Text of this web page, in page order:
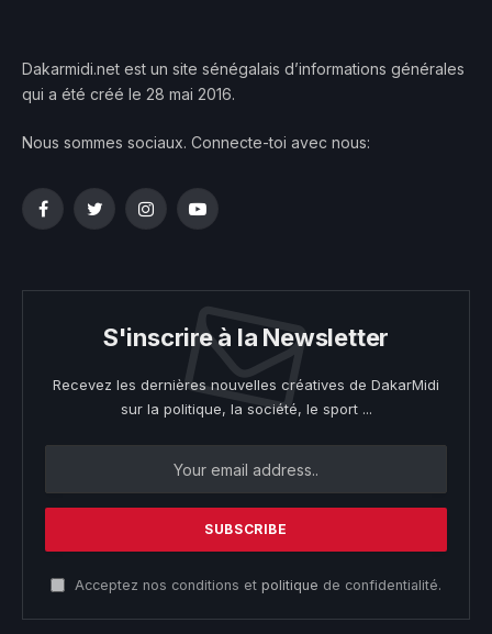
Dakarmidi.net est un site sénégalais d’informations générales
qui a été créé le 28 mai 2016.
Nous sommes sociaux. Connecte-toi avec nous:
FacebookTwitterInstagramYouTube
S'inscrire à la Newsletter
Recevez les dernières nouvelles créatives de DakarMidi
sur la politique, la société, le sport ...
Acceptez nos conditions et politique de confidentialité.